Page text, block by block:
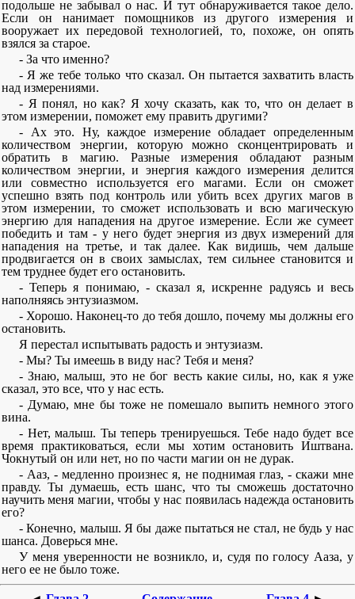
подольше не забывал о нас. И тут обнаруживается такое дело.
Если он нанимает помощников из другого измерения и
вооружает их передовой технологией, то, похоже, он опять
взялся за старое.
- За что именно?
- Я же тебе только что сказал. Он пытается захватить власть
над измерениями.
- Я понял, но как? Я хочу сказать, как то, что он делает в
этом измерении, поможет ему править другими?
- Ах это. Ну, каждое измерение обладает определенным
количеством энергии, которую можно сконцентрировать и
обратить в магию. Разные измерения обладают разным
количеством энергии, и энергия каждого измерения делится
или совместно используется его магами. Если он сможет
успешно взять под контроль или убить всех других магов в
этом измерении, то сможет использовать и всю магическую
энергию для нападения на другое измерение. Если же сумеет
победить и там - у него будет энергия из двух измерений для
нападения на третье, и так далее. Как видишь, чем дальше
продвигается он в своих замыслах, тем сильнее становится и
тем труднее будет его остановить.
- Теперь я понимаю, - сказал я, искренне радуясь и весь
наполняясь энтузиазмом.
- Хорошо. Наконец-то до тебя дошло, почему мы должны его
остановить.
Я перестал испытывать радость и энтузиазм.
- Мы? Ты имеешь в виду нас? Тебя и меня?
- Знаю, малыш, это не бог весть какие силы, но, как я уже
сказал, это все, что у нас есть.
- Думаю, мне бы тоже не помешало выпить немного этого
вина.
- Нет, малыш. Ты теперь тренируешься. Тебе надо будет все
время практиковаться, если мы хотим остановить Иштвана.
Чокнутый он или нет, но по части магии он не дурак.
- Ааз, - медленно произнес я, не поднимая глаз, - скажи мне
правду. Ты думаешь, есть шанс, что ты сможешь достаточно
научить меня магии, чтобы у нас появилась надежда остановить
его?
- Конечно, малыш. Я бы даже пытаться не стал, не будь у нас
шанса. Доверься мне.
У меня уверенности не возникло, и, судя по голосу Ааза, у
него ее не было тоже.